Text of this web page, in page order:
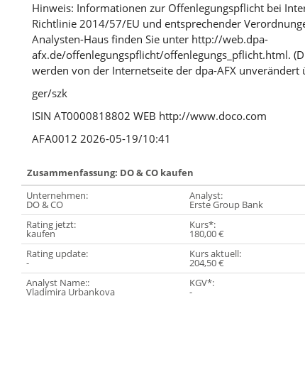
Hinweis: Informationen zur Offenlegungspflicht bei
Richtlinie 2014/57/EU und entsprechender
Analysten-Haus finden Sie unter http://web.dpa-
afx.de/offenlegungspflicht/offenlegungs_pflicht.html.
werden von der Internetseite der dpa-AFX unverändert
ger/szk
ISIN AT0000818802 WEB http://www.doco.com
AFA0012 2026-05-19/10:41
Zusammenfassung: DO & CO kaufen
Unternehmen:
DO & CO
Analyst:
Erste Group Bank
Rating jetzt:
kaufen
Kurs*:
180,00 €
Rating update:
-
Kurs aktuell:
204,50 €
Analyst Name::
Vladimira Urbankova
KGV*:
-